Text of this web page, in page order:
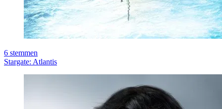
6 stemmen
Stargate: Atlantis